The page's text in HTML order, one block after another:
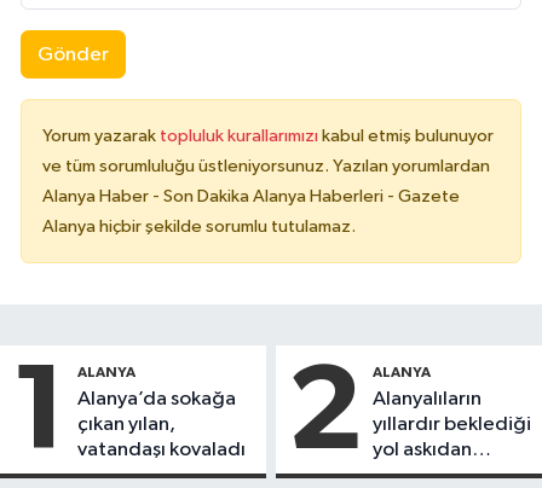
Gönder
Yorum yazarak topluluk kurallarımızı kabul etmiş bulunuyor
ve tüm sorumluluğu üstleniyorsunuz. Yazılan yorumlardan
Alanya Haber - Son Dakika Alanya Haberleri - Gazete
Alanya hiçbir şekilde sorumlu tutulamaz.
1 ALANYA
Alanya’da sokağa
çıkan yılan,
vatandaşı kovaladı
2 ALANYA
Alanyalıların
yıllardır beklediği
yol askıdan
döndü